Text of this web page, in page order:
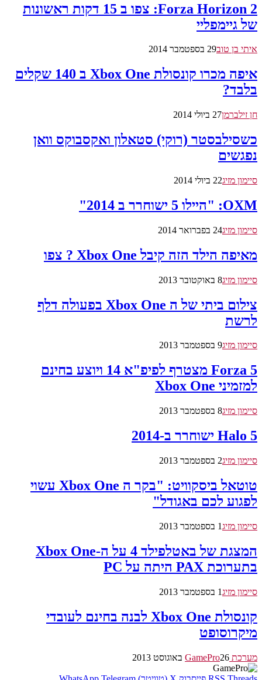
Forza Horizon 2: צפו ב 15 דקות ראשונות
של גיימפליי
איתי בן טוב29 בספטמבר 2014
איפה מכרו קונסולת Xbox One ב 140 שקלים
בלבד?
חן זילברמן27 ביולי 2014
כשסילבסטר (רוקי) סטאלון ואקסבוקס וואן
נפגשים
סיימון מזיג22 ביולי 2014
OXM: "היילו 5 ישוחרר ב 2014"
סיימון מזיג24 בפברואר 2014
מאיפה הילד הזה קיבל Xbox One ? צפו
סיימון מזיג8 באוקטובר 2013
צילום ביתי של ה Xbox One בפעולה דלף
לרשת
סיימון מזיג9 בספטמבר 2013
Forza 5 מצטרף לפיפ"א 14 ויוצע בחינם
למזמיני Xbox One
סיימון מזיג8 בספטמבר 2013
Halo 5 ישוחרר ב-2014
סיימון מזיג2 בספטמבר 2013
טוטאל ביסקוויט: "בקר ה Xbox One עשוי
לפגוע לכם באגודל"
סיימון מזיג1 בספטמבר 2013
המצגת של באטלפילד 4 על ה-Xbox One
בתערוכת PAX היתה על PC
סיימון מזיג1 בספטמבר 2013
קונסולת Xbox One לבנה בחינם לעובדי
מיקרוסופט
מערכת GamePro 26 באוגוסט 2013